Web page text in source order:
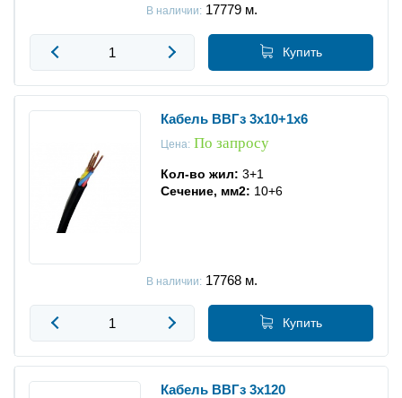
В наличии:17779 м.
Купить
Кабель ВВГз 3x10+1x6
Цена:По запросу
Кол-во жил: 3+1
Сечение, мм2: 10+6
В наличии:17768 м.
Купить
Кабель ВВГз 3x120